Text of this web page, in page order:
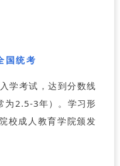
国统考
学考试，达到分数线
为2.5-3年）。学习形
校成人教育学院颁发